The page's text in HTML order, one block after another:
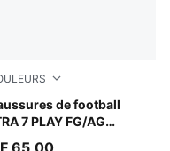
de football
7 PLAY FG/AG
Black-Intense Mint
65,00